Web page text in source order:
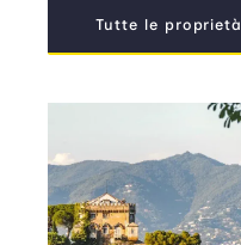
Tutte le proprietà